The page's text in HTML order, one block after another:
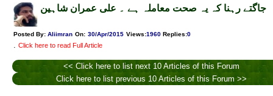
جاگتے رہنا کہ یہ صحت معاملہ ہے ۔ علی عمران شاہین
Posted By: Aliimran On: 30/Apr/2015 Views:1960 Replies:0
. Click here to read Full Article
<< Click here to list next 10 Articles of this Forum
Click here to list previous 10 Articles of this Forum >>